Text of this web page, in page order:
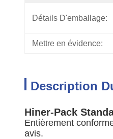
Détails D'emballage:
Mettre en évidence:
Description
Hiner-Pack
Entièrement
avis.